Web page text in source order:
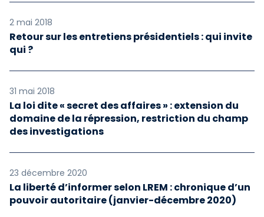
2 mai 2018
Retour sur les entretiens présidentiels : qui invite
qui ?
31 mai 2018
La loi dite « secret des affaires » : extension du
domaine de la répression, restriction du champ
des investigations
23 décembre 2020
La liberté d’informer selon LREM : chronique d’un
pouvoir autoritaire (janvier-décembre 2020)